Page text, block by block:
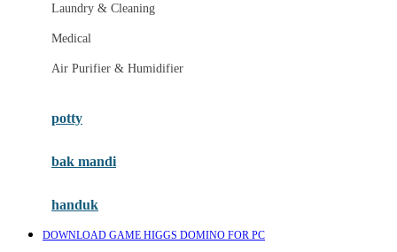
Megabloks
Micro
MiDeer
Moby
Laundry & Cleaning
Medical
Air Purifier & Humidifier
potty
bak mandi
handuk
DOWNLOAD GAME HIGGS DOMINO FOR PC